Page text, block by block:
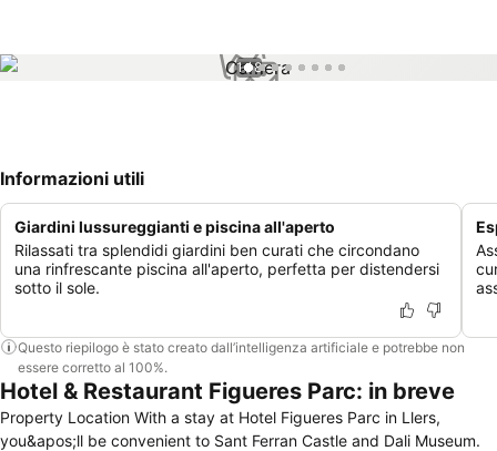
1 / 8
Informazioni utili
Giardini lussureggianti e piscina all'aperto
Rilassati tra splendidi giardini ben curati che circondano
una rinfrescante piscina all'aperto, perfetta per distendersi
sotto il sole.
Questo riepilogo è stato creato dall’intelligenza artificiale e potrebbe non
essere corretto al 100%.
Hotel & Restaurant Figueres Parc: in breve
Property Location With a stay at Hotel Figueres Parc in Llers,
you&apos;ll be convenient to Sant Ferran Castle and Dali Museum.